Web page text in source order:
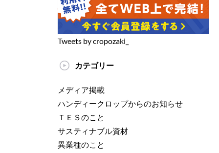
Tweets by cropozaki_
カテゴリー
メディア掲載
ハンディークロップからのお知らせ
ＴＥＳのこと
サスティナブル資材
異業種のこと